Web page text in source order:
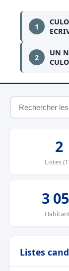
1
2
UN
2
Listes
3
Listes